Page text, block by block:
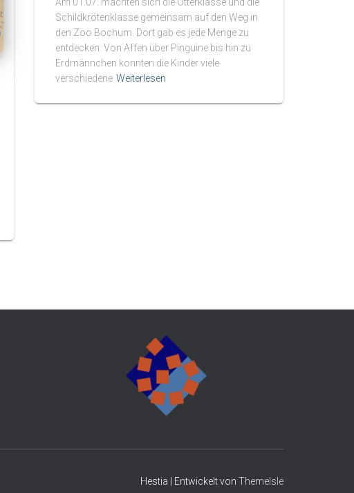
Schildkrötenklasse gemeinsam auf den Weg in
den Zoo Bochum. Dort gab es jede Menge zu
entdecken: Von Affen über Pinguine bis hin zu
Erdmännchen konnten die Kinder viele
verschiedene Weiterlesen
Hestia | Entwickelt von ThemeIsle